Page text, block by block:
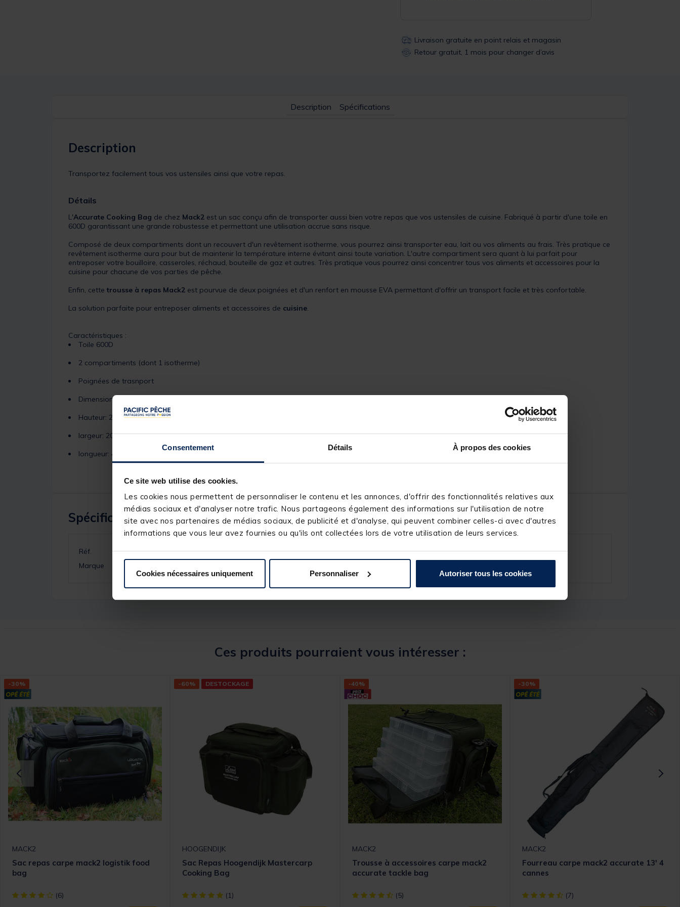
Consentement Détails À propos des cookies
Ce site web utilise des cookies.
Les cookies nous permettent de personnaliser le contenu et les annonces, d'offrir des fonctionnalités relatives aux
médias sociaux et d'analyser notre trafic. Nous partageons également des informations sur l'utilisation de notre
site avec nos partenaires de médias sociaux, de publicité et d'analyse, qui peuvent combiner celles-ci avec d'autres
informations que vous leur avez fournies ou qu'ils ont collectées lors de votre utilisation de leurs services.
Cookies nécessaires uniquement Personnaliser Autoriser tous les cookies
Livraison gratuite en point relais et magasin
Retour gratuit, 1 mois pour changer d’avis
Description Spécifications
Description
Transportez facilement tous vos ustensiles ainsi que votre repas.
Détails
L'Accurate Cooking Bag de chez Mack2 est un sac conçu afin de transporter aussi bien votre repas que vos ustensiles de cuisine. Fabriqué à partir d'une toile en
600D garantissant une grande robustesse et permettant une utilisation accrue sans risque.
Composé de deux compartiments dont un recouvert d'un revêtement isotherme, vous pourrez ainsi transporter eau, lait ou vos aliments au frais. Très pratique ce
revêtement isotherme aura pour but de maintenir la température interne évitant ainsi toute variation. L'autre compartiment sera quant à lui parfait pour
entreposer votre bouilloire, casseroles, réchaud, bouteille de gaz et autres. Très pratique vous pourrez ainsi concentrer tous vos aliments et accessoires pour la
cuisine pour chacune de vos parties de pêche.
Enfin, cette trousse à repas Mack2 est pourvue de deux poignées et d'un renfort en mousse EVA permettant d'offrir un transport facile et très confortable.
La solution parfaite pour entreposer aliments et accessoires de cuisine.
Caractéristiques :
Toile 600D
2 compartiments (dont 1 isotherme)
Poignées de trasnport
Dimensions :
Hauteur: 23 cm
largeur: 20 cm
longueur: 44 cm
Spécifications
Réf.
134496-1
Marque
Ces produits pourraient vous intéresser :
-30%
MACK2
Sac repas carpe mack2 logistik food
bag
[object Object] out of 5 Customer Rating
(6)
-60% DESTOCKAGE
HOOGENDIJK
Sac Repas Hoogendijk Mastercarp
Cooking Bag
[object Object] out of 5 Customer Rating
(1)
-40%
MACK2
Trousse à accessoires carpe mack2
accurate tackle bag
[object Object] out of 5 Customer Rating
(5)
-30%
MACK2
Fourreau carpe mack2 accurate 13' 4
cannes
[object Object] out of 5 Customer Rating
(7)